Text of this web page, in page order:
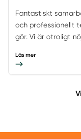
Fantastiskt
och professionellt
gör. Vi är otroligt
Läs mer